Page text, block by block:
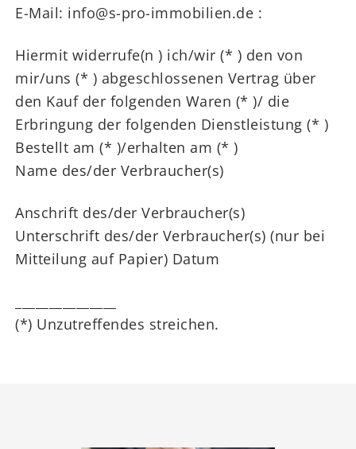
E-Mail: info@s-pro-immobilien.de :
Hiermit widerrufe(n ) ich/wir (* ) den von
mir/uns (* ) abgeschlossenen Vertrag über
den Kauf der folgenden Waren (* )/ die
Erbringung der folgenden Dienstleistung (* )
Bestellt am (* )/erhalten am (* )
Name des/der Verbraucher(s)
Anschrift des/der Verbraucher(s)
Unterschrift des/der Verbraucher(s) (nur bei
Mitteilung auf Papier) Datum
(*) Unzutreffendes streichen.